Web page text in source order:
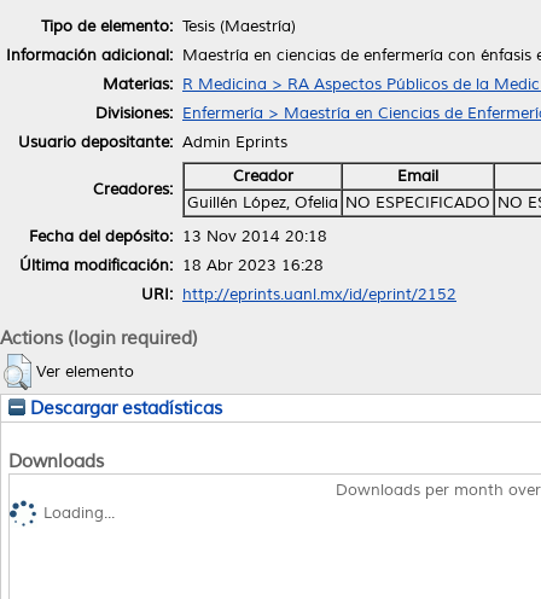
Tipo de elemento: Tesis (Maestría)
Información adicional: Maestría en ciencias de enfermería con
Materias: R Medicina > RA Aspectos Públicos de la
Divisiones: Enfermería > Maestría en Ciencias de
Usuario depositante: Admin Eprints
Creadores:
Creador
Email
Guillén López, Ofelia NO ESPECIFICADO NO
Fecha del depósito: 13 Nov 2014 20:18
Última modificación: 18 Abr 2023 16:28
URI: http://eprints.uanl.mx/id/eprint/2152
Actions (login required)
Ver elemento
Descargar estadísticas
Downloads
Downloads per month
Loading...